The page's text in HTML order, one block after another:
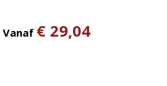
Vanaf € 29,04